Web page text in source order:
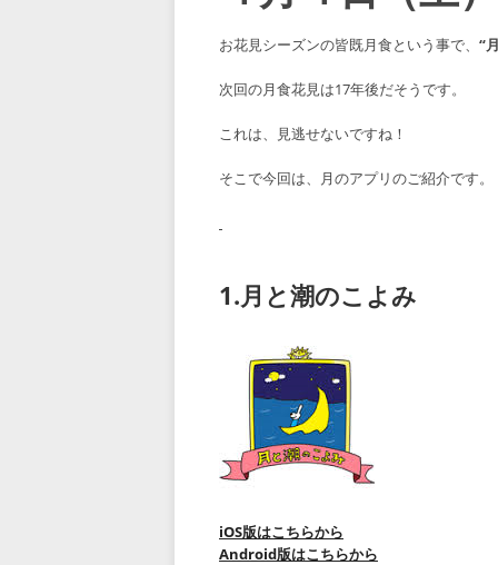
お花見シーズンの皆既月食という事で、 “
次回の月食花見は17年後だそうです。
これは、見逃せないですね！
そこで今回は、月のアプリのご紹介です。
1.月と潮のこよみ
iOS版はこちらから
Android版はこちらから